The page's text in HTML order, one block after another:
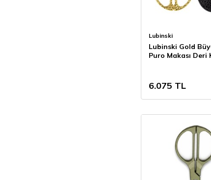
Lubinski
Lubinski Gold
Puro Makası Deri
6.075 TL